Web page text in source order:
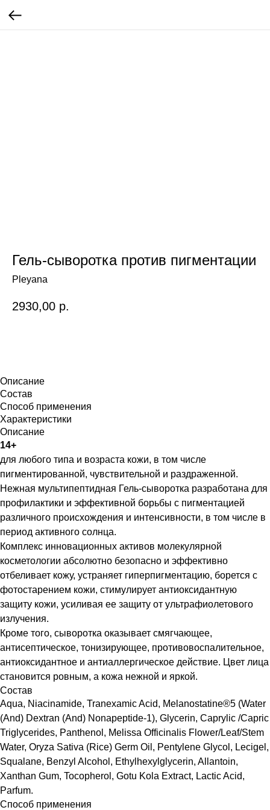
Гель-сыворотка против пигментации
Pleyana
2930,00 р.
Описание
Состав
Способ применения
Характеристики
Описание
14+
для любого типа и возраста кожи, в том числе
пигментированной, чувствительной и раздраженной.
Нежная мультипептидная Гель-сыворотка разработана для
профилактики и эффективной борьбы с пигментацией
различного происхождения и интенсивности, в том числе в
период активного солнца.
Комплекс инновационных активов молекулярной
косметологии абсолютно безопасно и эффективно
отбеливает кожу, устраняет гиперпигментацию, борется с
фотостарением кожи, стимулирует антиоксидантную
защиту кожи, усиливая ее защиту от ультрафиолетового
излучения.
Кроме того, сыворотка оказывает смягчающее,
антисептическое, тонизирующее, противовоспалительное,
антиоксидантное и антиаллергическое действие. Цвет лица
становится ровным, а кожа нежной и яркой.
Состав
Aqua, Niacinamide, Tranexamic Acid, Melanostatine®5 (Water
(And) Dextran (And) Nonapeptide-1), Glycerin, Caprylic /Capric
Triglycerides, Panthenol, Melissa Officinalis Flower/Leaf/Stem
Water, Oryza Sativa (Rice) Germ Oil, Pentylene Glycol, Lecigel,
Squalane, Benzyl Alcohol, Ethylhexylglycerin, Allantoin,
Xanthan Gum, Tocopherol, Gotu Kola Extract, Lactic Acid,
Parfum.
Способ применения